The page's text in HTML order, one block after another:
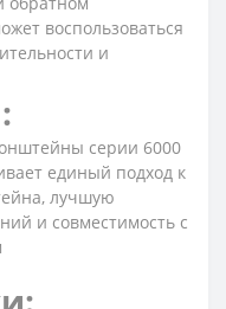
воспользоваться
и
серии 6000
единый подход к
лучшую
и совместимость с